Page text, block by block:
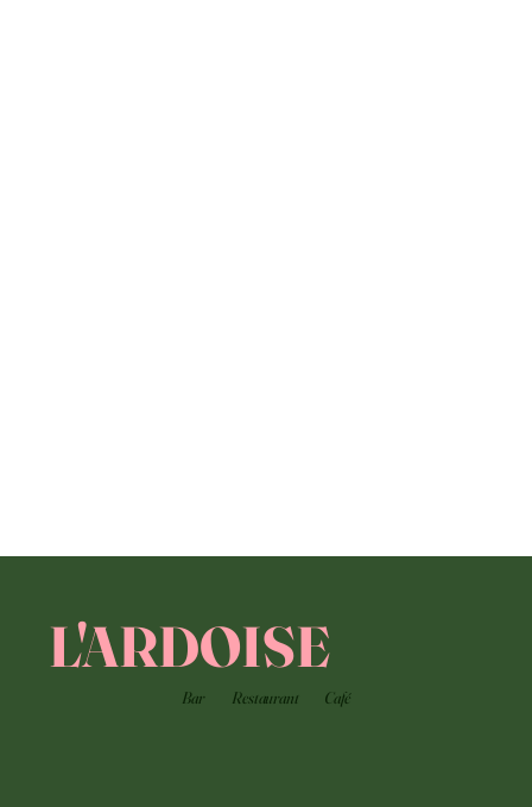
L'ARDOISE
Bar Restaurant Café